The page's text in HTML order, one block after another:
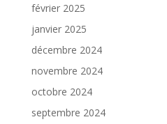
février 2025
janvier 2025
décembre 2024
novembre 2024
octobre 2024
septembre 2024